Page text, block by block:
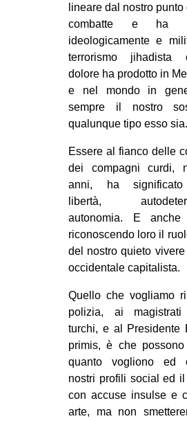
lineare dal nostro
combatte e ha
ideologicamente e
terrorismo jihadista
dolore ha prodotto in
e nel mondo in
sempre il nostro
qualunque tipo esso sia.
Essere al fianco delle
dei compagni curdi,
anni, ha significato
libertà,
autonomia. E anche
riconoscendo loro il
del nostro quieto
occidentale capitalista.
Quello che vogliamo
polizia, ai
turchi, e al Presidente
primis, è che possono
quanto vogliono ed
nostri profili social ed
con accuse insulse e
arte, ma non